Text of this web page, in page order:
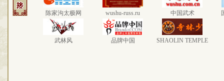
陈家沟太极网 wushu-russ.ru 中国武术
武林风 品牌中国 SHAOLIN TEMPLE